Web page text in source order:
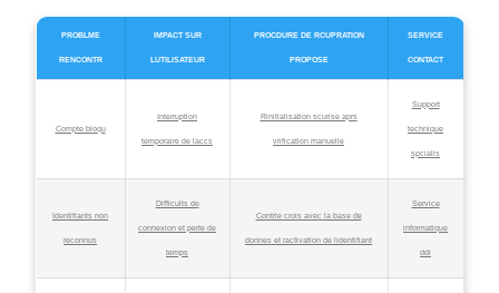
PROBLME
RENCONTR
IMPACT SUR
LUTILISATEUR
PROCDURE DE RCUPRATION
PROPOSE
SERVICE
CONTACT
Compte bloqu
Interruption
temporaire de laccs
Rinitialisation scurise aprs
vrification manuelle
Support
technique
spcialis
Identifiants non
reconnus
Difficults de
connexion et perte de
temps
Contrle crois avec la base de
donnes et ractivation de lidentifiant
Service
informatique
ddi